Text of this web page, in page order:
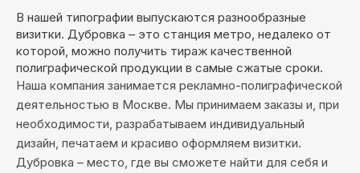
В нашей типографии выпускаются разнообразные
визитки. Дубровка – это станция метро, недалеко от
которой, можно получить тираж качественной
полиграфической продукции в самые сжатые сроки.
Наша компания занимается рекламно-полиграфической
деятельностью в Москве. Мы принимаем заказы и, при
необходимости, разрабатываем индивидуальный
дизайн, печатаем и красиво оформляем визитки.
Дубровка – место, где вы сможете найти для себя и